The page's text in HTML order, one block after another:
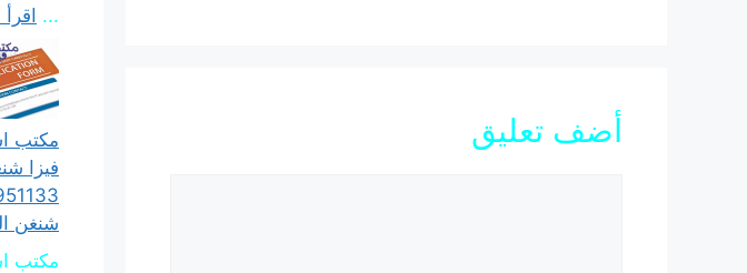
أضف تعليق
... اقرأ
مكتب
فيزا
شنغن
مكتب